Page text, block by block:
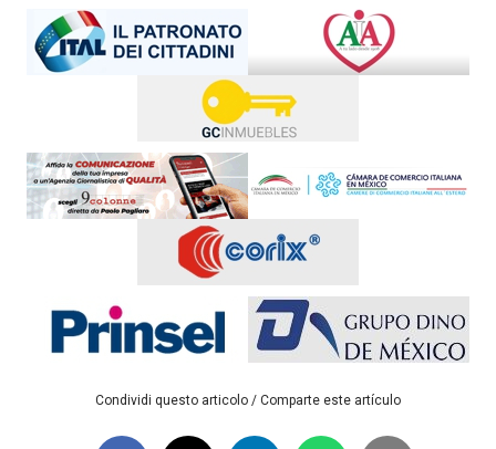
Condividi questo articolo / Comparte este artículo